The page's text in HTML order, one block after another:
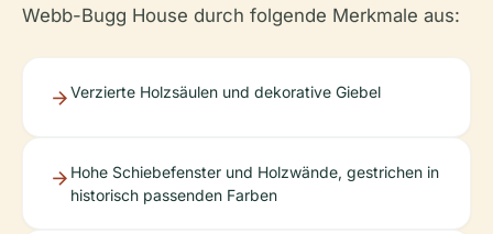
Webb-Bugg House durch folgende Merkmale aus:
Verzierte Holzsäulen und dekorative Giebel
Hohe Schiebefenster und Holzwände, gestrichen in
historisch passenden Farben